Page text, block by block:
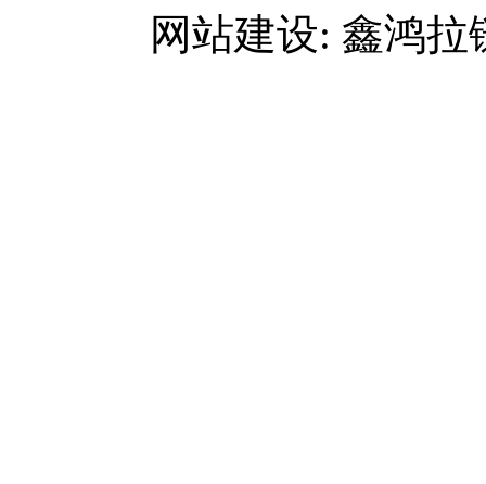
网站建设: 鑫鸿拉